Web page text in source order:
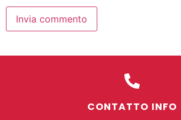
CONTATTO INFO